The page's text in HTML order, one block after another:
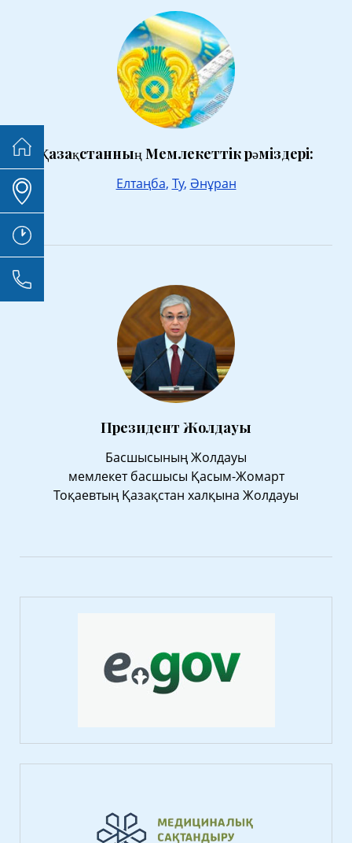
Қазақстанның Мемлекеттік рәміздері:
Елтаңба, Ту, Әнұран
Президент Жолдауы
Басшысының Жолдауы
мемлекет басшысы Қасым-Жомарт
Тоқаевтың Қазақстан халқына Жолдауы